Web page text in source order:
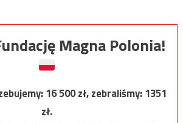
Magna Polonia!
16 500zł, zebraliśmy:1351
zł.